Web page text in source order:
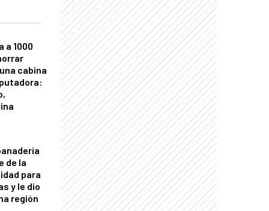
a 1000
cabina
de la
para
y le dio
región